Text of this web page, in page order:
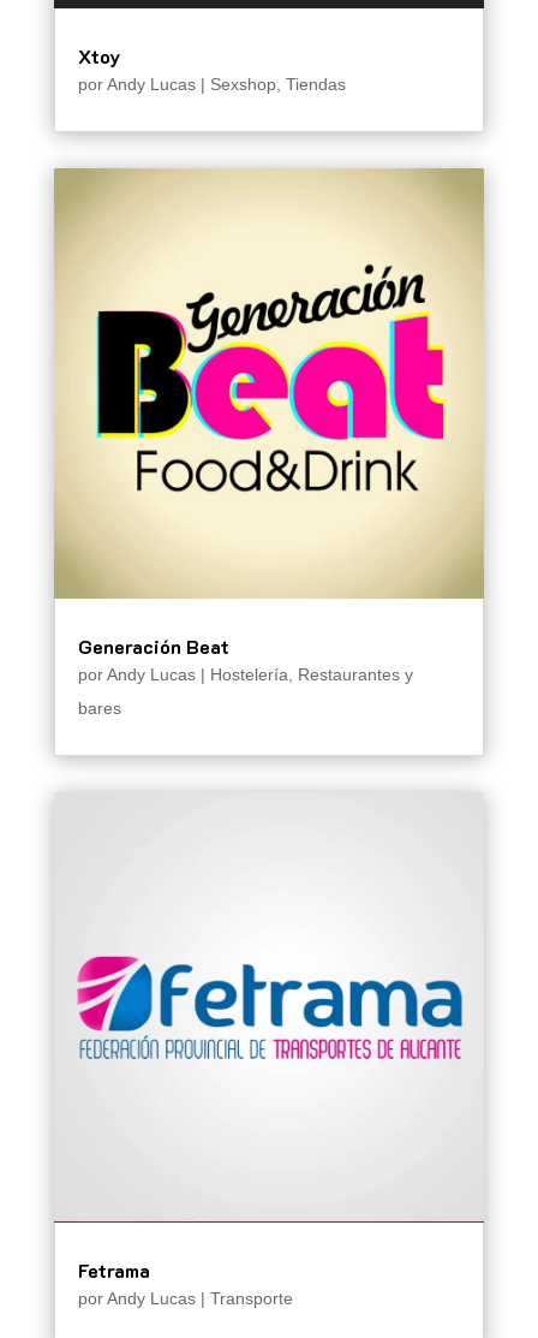
Xtoy
porAndy Lucas| Sexshop, Tiendas
Generación Beat
porAndy Lucas| Hostelería
Restaurantes y
bares
Fetrama
porAndy Lucas| Transporte